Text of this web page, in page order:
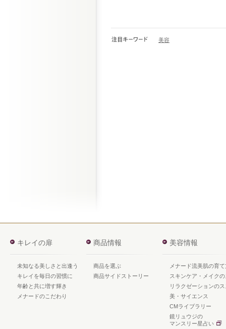
美容
キレイの扉
未知なる美しさと出逢う
キレイを毎日の習慣に
年齢と共に増す輝き
メナードのこだわり
商品情報
商品を選ぶ
商品サイドストーリー
美容情報
メナード流美肌の育て
スキンケア・メイク
リラクゼーションの
美・サイエンス
CMライブラリー
鏡リュウジの
マンスリー星占い